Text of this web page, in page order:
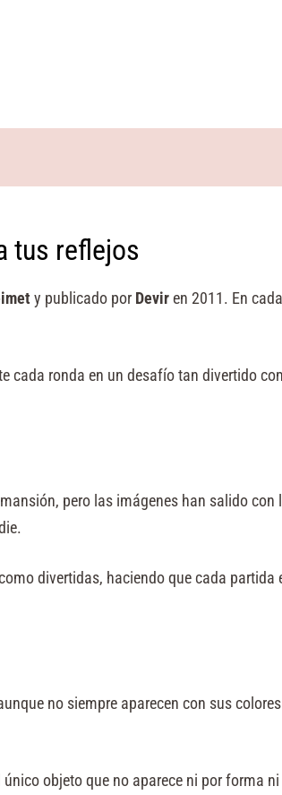
tus reflejos
y publicado por Devir en 2011. En
cada ronda en un desafío tan divertido
pero las imágenes han salido
divertidas, haciendo que cada partida
no siempre aparecen con sus
objeto que no aparece ni por forma